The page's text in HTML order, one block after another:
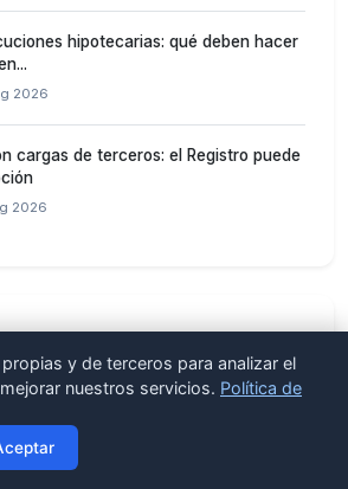
hipotecarias: qué deben hacer
2026
cargas de terceros: el Registro puede
2026
93
y de terceros para analizar el
nuestros servicios. Política de